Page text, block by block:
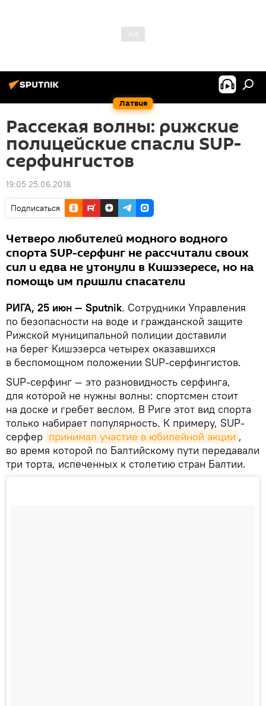
Латвия
Рассекая волны: рижские
полицейские спасли SUP-
серфингистов
19:05 25.06.2018
Подписаться
Четверо любителей модного водного
спорта SUP-серфинг не рассчитали своих
сил и едва не утонули в Кишэзересе, но на
помощь им пришли спасатели
РИГА, 25 июн — Sputnik. Сотрудники Управления
по безопасности на воде и гражданской защите
Рижской муниципальной полиции доставили
на берег Кишэзерса четырех оказавшихся
в беспомощном положении SUP-серфингистов.
SUP-серфинг — это разновидность серфинга,
для которой не нужны волны: спортсмен стоит
на доске и гребет веслом. В Риге этот вид спорта
только набирает популярность. К примеру, SUP-
серфер принимал участие в юбилейной акции ,
во время которой по Балтийскому пути передавали
три торта, испеченных к столетию стран Балтии.